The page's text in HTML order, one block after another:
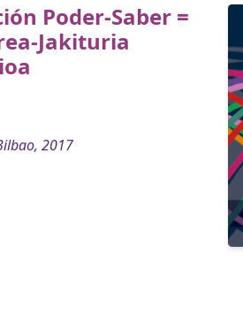
Poder-Saber =
Jakituria
2017